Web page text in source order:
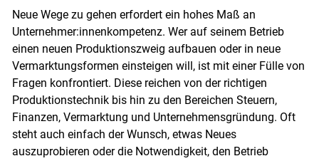
Neue Wege zu gehen erfordert ein hohes Maß an
Unternehmer:innenkompetenz. Wer auf seinem Betrieb
einen neuen Produktionszweig aufbauen oder in neue
Vermarktungsformen einsteigen will, ist mit einer Fülle von
Fragen konfrontiert. Diese reichen von der richtigen
Produktionstechnik bis hin zu den Bereichen Steuern,
Finanzen, Vermarktung und Unternehmensgründung. Oft
steht auch einfach der Wunsch, etwas Neues
auszuprobieren oder die Notwendigkeit, den Betrieb